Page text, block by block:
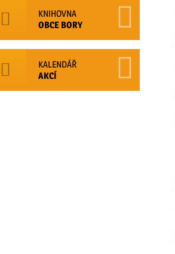
KNIHOVNA
OBCE BORY
KALENDÁŘ
AKCÍ